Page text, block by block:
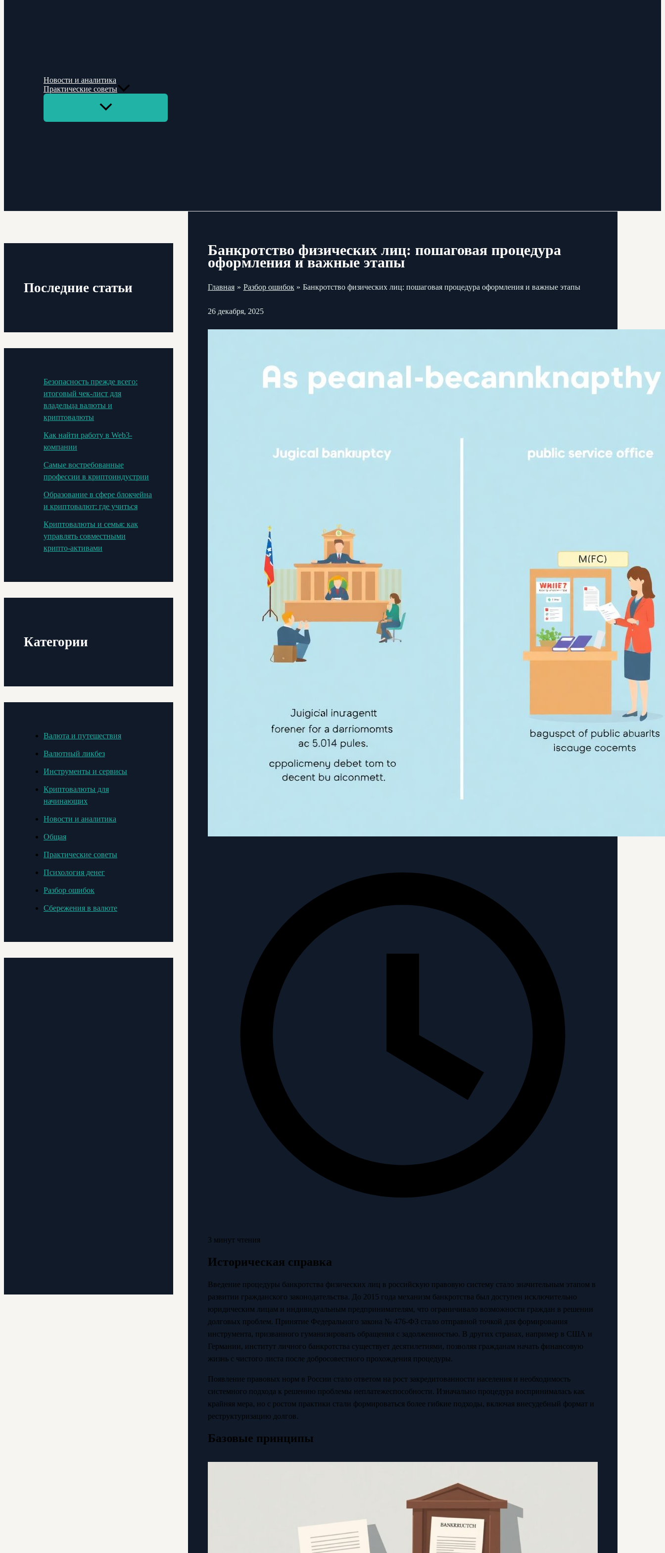
Новости и аналитика
Практические советы
Переключатель
Последние статьи
Безопасность прежде всего:
итоговый чек-лист для
владельца валюты и
криптовалюты
Как найти работу в Web3-
компании
Самые востребованные
профессии в криптоиндустрии
Образование в сфере блокчейна
и криптовалют: где учиться
Криптовалюты и семья: как
управлять совместными
крипто-активами
Категории
Валюта и путешествия
Валютный ликбез
Инструменты и сервисы
Криптовалюты для
начинающих
Новости и аналитика
Общая
Практические советы
Психология денег
Разбор ошибок
Сбережения в валюте
Банкротство физических лиц: пошаговая процедура
оформления и важные этапы
Главная Разбор ошибок Банкротство физических лиц: пошаговая процедура оформления и важные этапы
26 декабря, 2025
3 минут чтения
Историческая справка
Введение процедуры банкротства физических лиц в российскую правовую систему стало значительным этапом в
развитии гражданского законодательства. До 2015 года механизм банкротства был доступен исключительно
юридическим лицам и индивидуальным предпринимателям, что ограничивало возможности граждан в решении
долговых проблем. Принятие Федерального закона № 476-ФЗ стало отправной точкой для формирования
инструмента, призванного гуманизировать обращения с задолженностью. В других странах, например в США и
Германии, институт личного банкротства существует десятилетиями, позволяя гражданам начать финансовую
жизнь с чистого листа после добросовестного прохождения процедуры.
Появление правовых норм в России стало ответом на рост закредитованности населения и необходимость
системного подхода к решению проблемы неплатежеспособности. Изначально процедура воспринималась как
крайняя мера, но с ростом практики стали формироваться более гибкие подходы, включая внесудебный формат и
реструктуризацию долгов.
Базовые принципы